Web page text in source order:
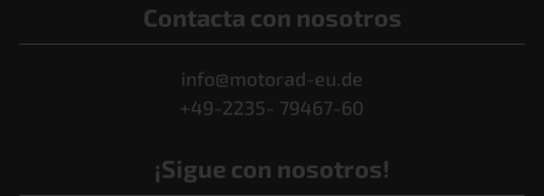
Contacta con nosotros
info@motorad-eu.de
+49-2235- 79467-60
¡Sigue con nosotros!